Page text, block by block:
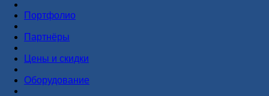
Портфолио
Партнёры
Цены и скидки
Оборудование